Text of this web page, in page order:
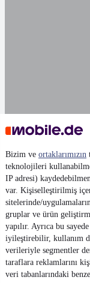
Bizim ve ortaklarımızın
teknolojileri
IP adresi)
var. Kişiselleştirilmiş
sitelerinde/
gruplar ve ürün
yapılır. Ayrıca bu sayede
iyileştirebilir, kullanım
verileriyle segmentler
taraflara reklamlarını
veri tabanlarındaki
Appearance